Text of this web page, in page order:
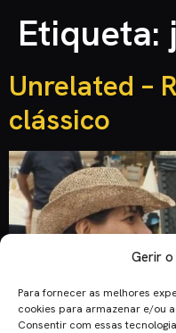
Gerir
Para fornecer as melhores
cookies para armazenar e/ou
Consentir com essas
Etiqueta:
Unrelated –
clássico